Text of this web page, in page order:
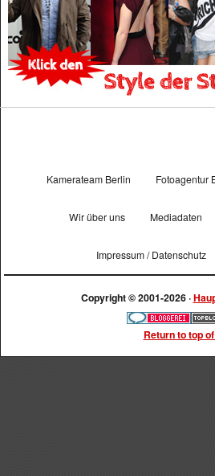
Kamerateam Berlin Fotoagentur
Wir über uns Mediadaten
Impressum / Datenschutz
Copyright © 2001-2026 ·
Return to top